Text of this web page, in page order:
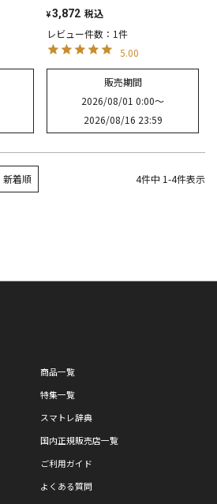
¥3,872 税込
レビュー件数：1件
5.00
販売期間
2026/08/01 0:00〜
2026/08/16 23:59
新着順 4件中 1-4件表示
商品一覧
特集一覧
スマトレ辞典
国内正規販売店一覧
ご利用ガイド
よくある質問